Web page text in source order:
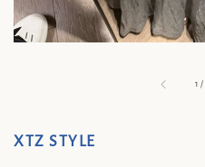
1 /
XTZ STYLE